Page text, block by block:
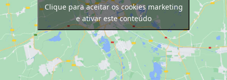
Clique para aceitar os cookies marketing
e ativar este conteúdo